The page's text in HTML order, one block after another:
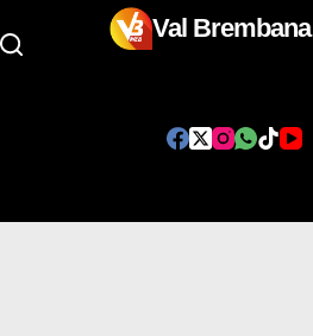
Val Brembana